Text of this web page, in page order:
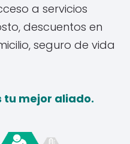
a servicios
descuentos en
seguro de vida
tu mejor aliado.